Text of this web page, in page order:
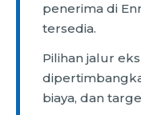
penerima di
tersedia.
Pilihan jalur
biaya, dan